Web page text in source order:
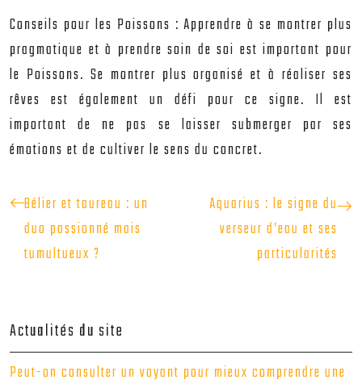
Conseils pour les Poissons :Apprendre à se montrer plus
pragmatique et à prendre soin de soi est important pour
le Poissons. Se montrer plus organisé et à réaliser ses
rêves est également un défi pour ce signe. Il est
important de ne pas se laisser submerger par ses
émotions et de cultiver le sens du concret.
Bélier et taureau : un
duo passionné mais
tumultueux ?
Aquarius : le signe du
verseur d’eau et ses
particularités
Actualités du site
Peut-on consulter un voyant pour mieux comprendre une